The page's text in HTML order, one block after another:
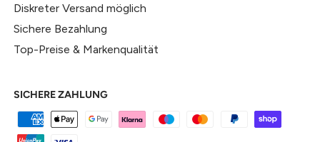
Diskreter Versand möglich
Sichere Bezahlung
Top-Preise & Markenqualität
SICHERE ZAHLUNG